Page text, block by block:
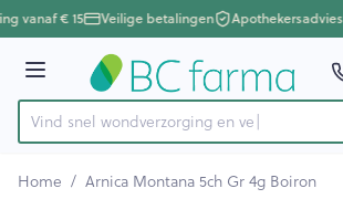
Ga naar de inhoud
1 van 1
vanaf € 15 Veilige betalingen Apothekersadvies
Menu
Product, merk, categorie...
Vind snel wondverzorgi
Home / Arnica Montana 5ch Gr 4g Boiron